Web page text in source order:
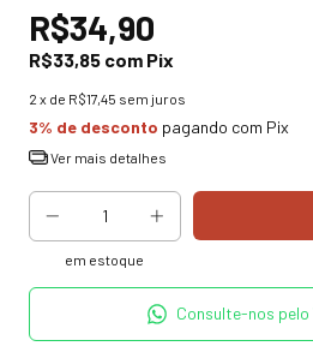
R$34,90
R$33,85 com Pix
2 x de R$17,45 sem juros
3% de desconto pagando com Pix
Ver mais detalhes
em estoque
Consulte-nos